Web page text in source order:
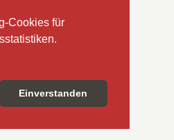
Cookies für
Einverstanden